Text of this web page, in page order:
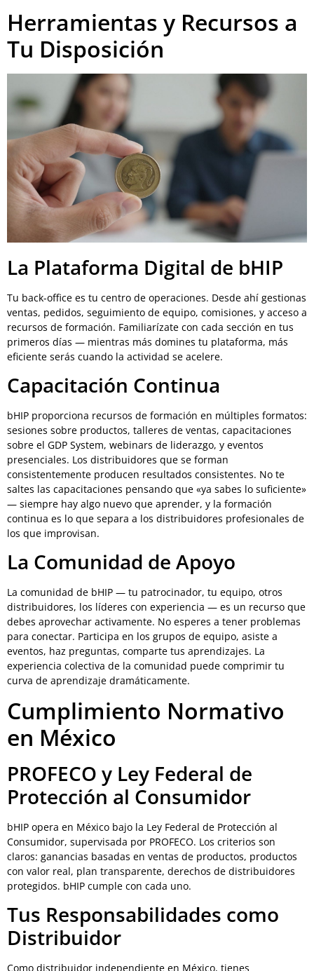
Herramientas y Recursos a
Tu Disposición
La Plataforma Digital de bHIP
Tu back-office es tu centro de operaciones. Desde ahí gestionas
ventas, pedidos, seguimiento de equipo, comisiones, y acceso a
recursos de formación. Familiarízate con cada sección en tus
primeros días — mientras más domines tu plataforma, más
eficiente serás cuando la actividad se acelere.
Capacitación Continua
bHIP proporciona recursos de formación en múltiples formatos:
sesiones sobre productos, talleres de ventas, capacitaciones
sobre el GDP System, webinars de liderazgo, y eventos
presenciales. Los distribuidores que se forman
consistentemente producen resultados consistentes. No te
saltes las capacitaciones pensando que «ya sabes lo suficiente»
— siempre hay algo nuevo que aprender, y la formación
continua es lo que separa a los distribuidores profesionales de
los que improvisan.
La Comunidad de Apoyo
La comunidad de bHIP — tu patrocinador, tu equipo, otros
distribuidores, los líderes con experiencia — es un recurso que
debes aprovechar activamente. No esperes a tener problemas
para conectar. Participa en los grupos de equipo, asiste a
eventos, haz preguntas, comparte tus aprendizajes. La
experiencia colectiva de la comunidad puede comprimir tu
curva de aprendizaje dramáticamente.
Cumplimiento Normativo
en México
PROFECO y Ley Federal de
Protección al Consumidor
bHIP opera en México bajo la Ley Federal de Protección al
Consumidor, supervisada por PROFECO. Los criterios son
claros: ganancias basadas en ventas de productos, productos
con valor real, plan transparente, derechos de distribuidores
protegidos. bHIP cumple con cada uno.
Tus Responsabilidades como
Distribuidor
Como distribuidor independiente en México, tienes